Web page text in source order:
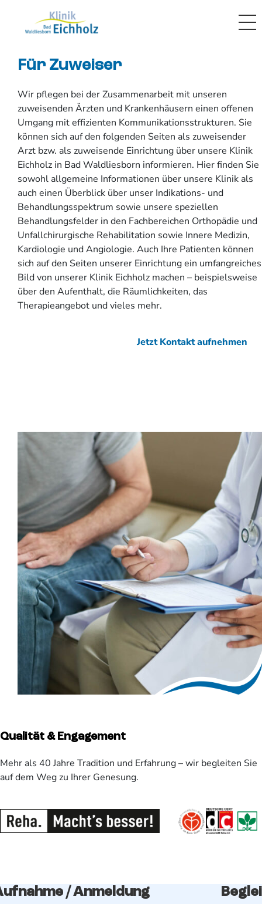
Für Zuweiser
Wir pflegen bei der Zusammenarbeit mit unseren
zuweisenden Ärzten und Krankenhäusern einen offenen
Umgang mit effizienten Kommunikationsstrukturen. Sie
können sich auf den folgenden Seiten als zuweisender
Arzt bzw. als zuweisende Einrichtung über unsere Klinik
Eichholz in Bad Waldliesborn informieren. Hier finden Sie
sowohl allgemeine Informationen über unsere Klinik als
auch einen Überblick über unser Indikations- und
Behandlungsspektrum sowie unsere speziellen
Behandlungsfelder in den Fachbereichen Orthopädie und
Unfallchirurgische Rehabilitation sowie Innere Medizin,
Kardiologie und Angiologie. Auch Ihre Patienten können
sich auf den Seiten unserer Einrichtung ein umfangreiches
Bild von unserer Klinik Eichholz machen – beispielsweise
über den Aufenthalt, die Räumlichkeiten, das
Therapieangebot und vieles mehr.
Jetzt Kontakt aufnehmen
Qualität & Engagement
Mehr als 40 Jahre Tradition und Erfahrung – wir begleiten Sie
auf dem Weg zu Ihrer Genesung.
/ Anmeldung